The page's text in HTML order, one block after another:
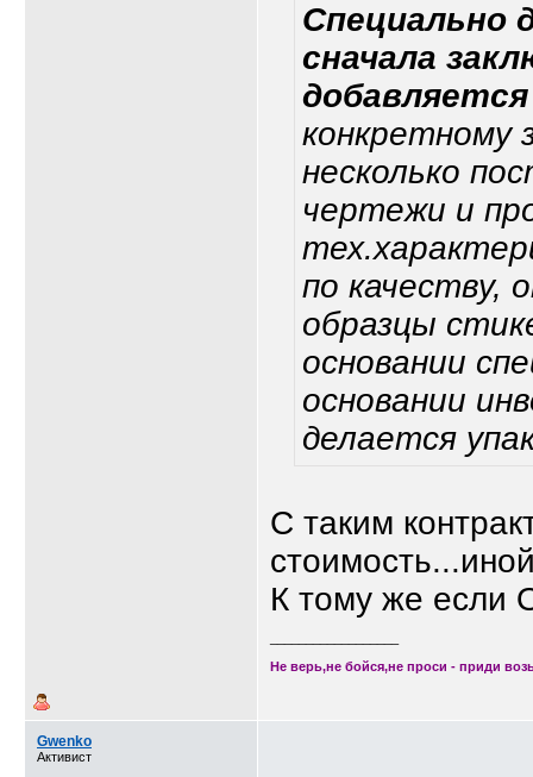
Специально
сначала
конкретному
несколько
чертежи и
по качеству,
образцы
основании
основании
делается
С таким
К тому же
Не верь,не бойся,не проси - приди
Gwenko
Активист